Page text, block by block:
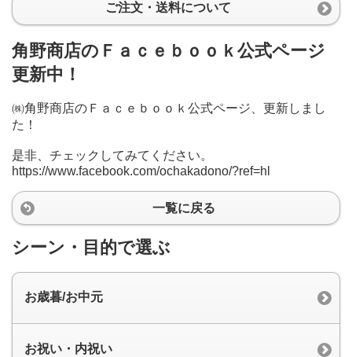
ご注文・送料について
角野商店のＦａｃｅｂｏｏｋ公式ページ
更新中！
㈱角野商店のＦａｃｅｂｏｏｋ公式ページ、更新しまし
た！
是非、チェックしてみてください。
https://www.facebook.com/ochakadono/?ref=hl
一覧に戻る
シーン・目的で選ぶ
お歳暮/お中元
お祝い・内祝い